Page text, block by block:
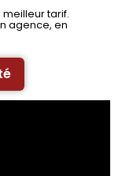
meilleur tarif.
agence, en